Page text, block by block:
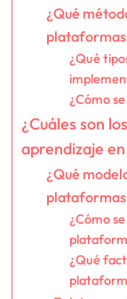
¿Qué
¿Qué
¿Cómo
¿Cuáles son
aprendizaje
¿Qué
¿Cómo
¿Qué